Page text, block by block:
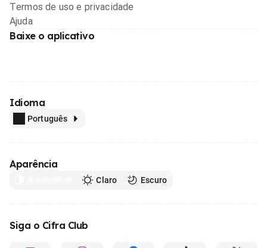
Termos de uso e privacidade
Ajuda
Baixe o aplicativo
Idioma
Português
Aparência
Claro Escuro
Siga o Cifra Club